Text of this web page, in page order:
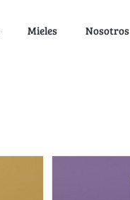
Mieles Nosotros